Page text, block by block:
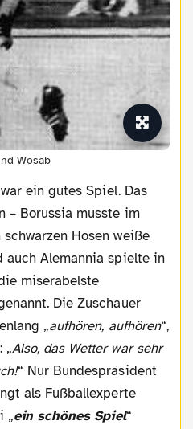
Wosab
– Borussia musste im
Hosen weiße
auch Alemannia spielte in
miserabelste
Die Zuschauer
„aufhören, aufhören“,
„Also, das Wetter war sehr
“ Nur Bundespräsident
als Fußballexperte
„ein schönes Spiel“